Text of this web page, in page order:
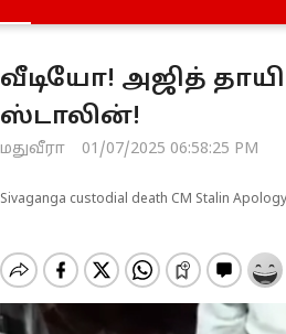
வீடியோ! அஜித்
ஸ்டாலின்!
மதுவீரா 01/07/2025 06:58:25 PM
Sivaganga custodial death CM Stalin Apology